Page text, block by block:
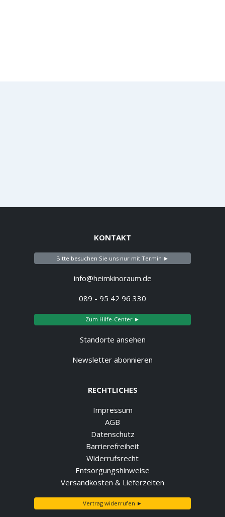
KONTAKT
Bitte besuchen Sie uns nur mit Termin ►
info@heimkinoraum.de
089 - 95 42 96 330
Zum Hilfe-Center ►
Standorte ansehen
Newsletter abonnieren
RECHTLICHES
Impressum
AGB
Datenschutz
Barrierefreiheit
Widerrufsrecht
Entsorgungshinweise
Versandkosten & Lieferzeiten
Vertrag widerrufen ►